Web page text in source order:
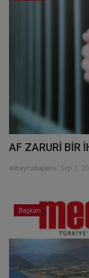
AF ZARURİ BİR
albayrakajans Sep 1,
Başkan